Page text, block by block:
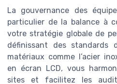
La gouvernance des
particulier de la balance à
votre stratégie globale de
définissant des standards
matériaux comme l’acier
en écran LCD, vous
sites et facilitez les